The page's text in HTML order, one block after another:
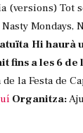
(versions) Tot
Mondays,
Hi haurà
fins a les 6
la Festa de
Organitza: